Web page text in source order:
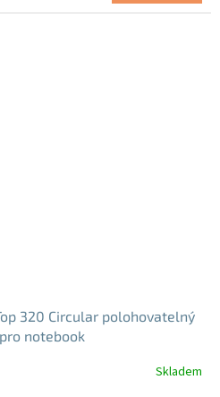
320 Circular polohovatelný
notebook
Skladem